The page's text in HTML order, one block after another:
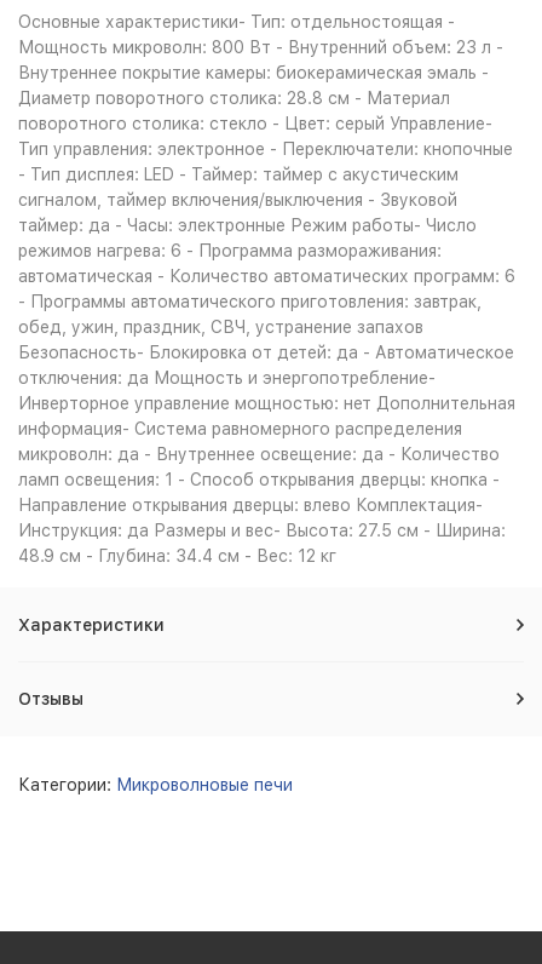
Основные характеристики- Тип: отдельностоящая -
Мощность микроволн: 800 Вт - Внутренний объем: 23 л -
Внутреннее покрытие камеры: биокерамическая эмаль -
Диаметр поворотного столика: 28.8 см - Материал
поворотного столика: стекло - Цвет: серый Управление-
Тип управления: электронное - Переключатели: кнопочные
- Тип дисплея: LED - Таймер: таймер с акустическим
сигналом, таймер включения/выключения - Звуковой
таймер: да - Часы: электронные Режим работы- Число
режимов нагрева: 6 - Программа размораживания:
автоматическая - Количество автоматических программ: 6
- Программы автоматического приготовления: завтрак,
обед, ужин, праздник, СВЧ, устранение запахов
Безопасность- Блокировка от детей: да - Автоматическое
отключения: да Мощность и энергопотребление-
Инверторное управление мощностью: нет Дополнительная
информация- Система равномерного распределения
микроволн: да - Внутреннее освещение: да - Количество
ламп освещения: 1 - Способ открывания дверцы: кнопка -
Направление открывания дверцы: влево Комплектация-
Инструкция: да Размеры и вес- Высота: 27.5 см - Ширина:
48.9 см - Глубина: 34.4 см - Вес: 12 кг
Характеристики
Отзывы
Категории: Микроволновые печи